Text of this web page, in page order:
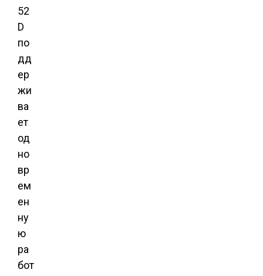
52
D
по
дд
ер
жи
ва
ет
од
но
вр
ем
ен
ну
ю
ра
бот